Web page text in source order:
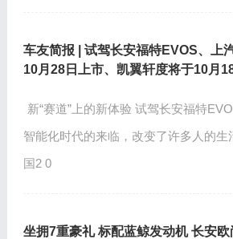
车友简报 | 试驾长安福特EVOS、上
10月28日上市、凯翼轩度将于10月
新“赛道”上的新体验 试驾长安福特
智能化时代的来临，改变了许多人的生
国2 0
坐拥7重豪礼 标配蓝鲸发动机 长安